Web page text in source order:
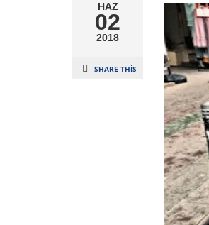
HAZ
02
2018
SHARE THIS